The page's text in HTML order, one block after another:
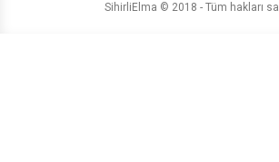
SihirliElma © 2018 - Tüm hakları